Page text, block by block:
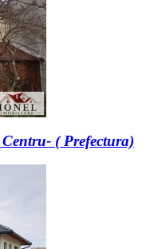
( Prefectura)